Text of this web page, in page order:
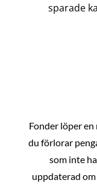
sparade
Fonder löper
du förlorar
som inte
uppdaterad